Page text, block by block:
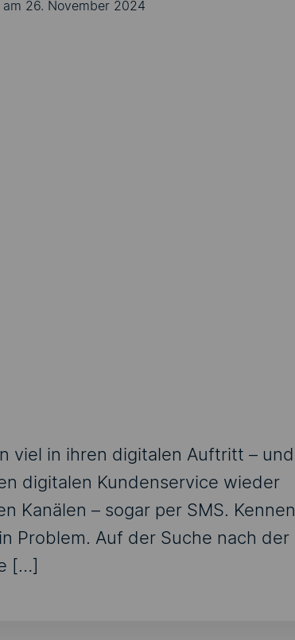
26. November 2024
viel in ihren digitalen Auftritt – und
digitalen Kundenservice wieder
Kanälen – sogar per SMS. Kennen
Problem. Auf der Suche nach der
[…]